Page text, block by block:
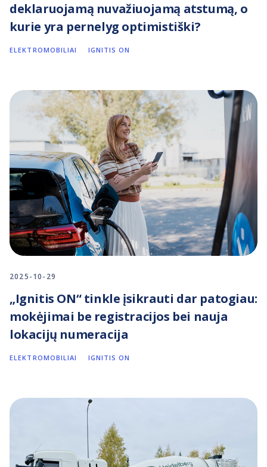
deklaruojamą nuvažiuojamą atstumą, o
kurie yra pernelyg optimistiški?
ELEKTROMOBILIAI IGNITIS ON
2025-10-29
„Ignitis ON“ tinkle įsikrauti dar patogiau:
mokėjimai be registracijos bei nauja
lokacijų numeracija
ELEKTROMOBILIAI IGNITIS ON